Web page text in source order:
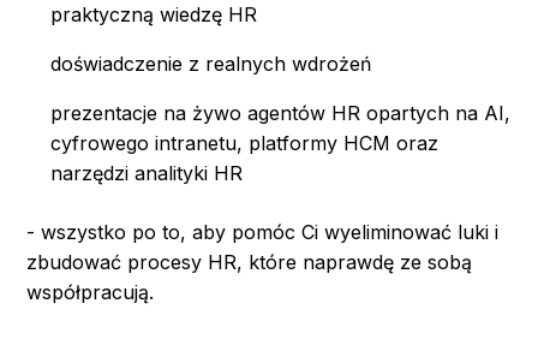
praktyczną wiedzę HR
doświadczenie z realnych wdrożeń
prezentacje na żywo agentów HR opartych na AI,
cyfrowego intranetu, platformy HCM oraz
narzędzi analityki HR
- wszystko po to, aby pomóc Ci wyeliminować luki i
zbudować procesy HR, które naprawdę ze sobą
współpracują.